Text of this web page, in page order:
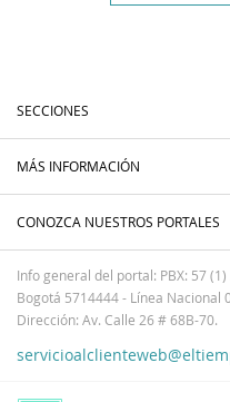
SECCIONES
MÁS INFORMACIÓN
CONOZCA NUESTROS PORTALES
Info general del portal: PBX: 57
Bogotá 5714444 - Línea Nacional
Dirección: Av. Calle 26 # 68B-70.